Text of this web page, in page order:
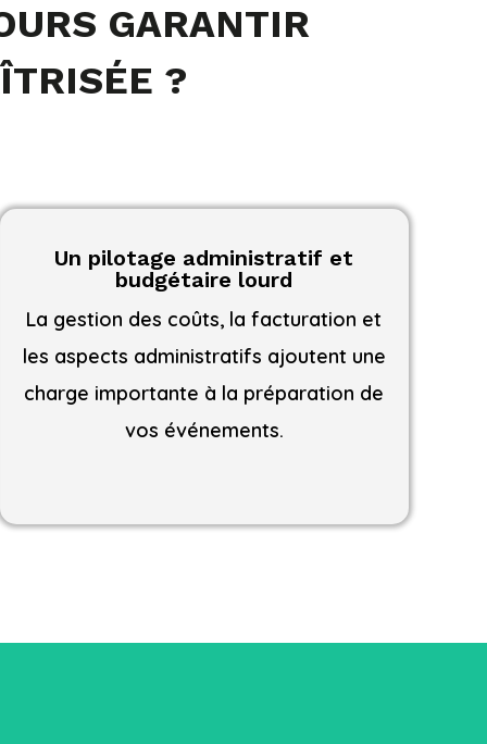
GARANTIR
?
Un pilotage administratif et
budgétaire lourd
La gestion des coûts, la facturation et
les aspects administratifs ajoutent une
charge importante à la préparation de
vos événements.